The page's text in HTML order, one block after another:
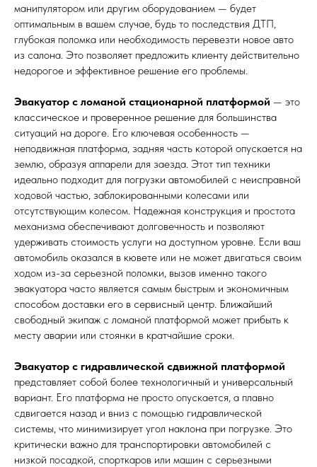
манипулятором или другим оборудованием — будет
оптимальным в вашем случае, будь то последствия ДТП,
глубокая поломка или необходимость перевезти новое авто
из салона. Это позволяет предложить клиенту действительно
недорогое и эффективное решение его проблемы.
Эвакуатор с ломаной стационарной платформой — это
классическое и проверенное решение для большинства
ситуаций на дороге. Его ключевая особенность —
неподвижная платформа, задняя часть которой опускается на
землю, образуя аппарели для заезда. Этот тип техники
идеально подходит для погрузки автомобилей с неисправной
ходовой частью, заблокированными колесами или
отсутствующим колесом. Надежная конструкция и простота
механизма обеспечивают долговечность и позволяют
удерживать стоимость услуги на доступном уровне. Если ваш
автомобиль оказался в кювете или не может двигаться своим
ходом из-за серьезной поломки, вызов именно такого
эвакуатора часто является самым быстрым и экономичным
способом доставки его в сервисный центр. Ближайший
свободный экипаж с ломаной платформой может прибыть к
месту аварии или стоянки в кратчайшие сроки.
Эвакуатор с гидравлической сдвижной платформой
представляет собой более технологичный и универсальный
вариант. Его платформа не просто опускается, а плавно
сдвигается назад и вниз с помощью гидравлической
системы, что минимизирует угол наклона при погрузке. Это
критически важно для транспортировки автомобилей с
низкой посадкой, спорткаров или машин с серьезными